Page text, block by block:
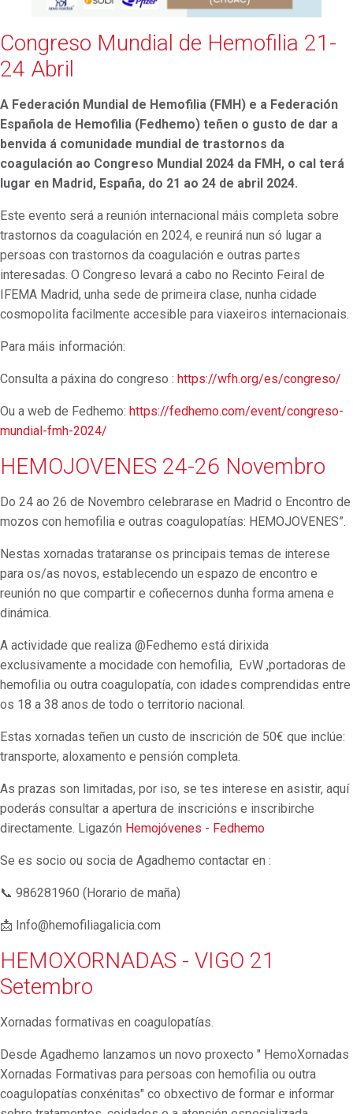
Congreso Mundial de Hemofilia 21-
24 Abril
A Federación Mundial de Hemofilia (FMH) e a Federación
Española de Hemofilia (Fedhemo) teñen o gusto de dar a
benvida á comunidade mundial de trastornos da
coagulación ao Congreso Mundial 2024 da FMH, o cal terá
lugar en Madrid, España, do 21 ao 24 de abril 2024.
Este evento será a reunión internacional máis completa sobre
trastornos da coagulación en 2024, e reunirá nun só lugar a
persoas con trastornos da coagulación e outras partes
interesadas. O Congreso levará a cabo no Recinto Feiral de
IFEMA Madrid, unha sede de primeira clase, nunha cidade
cosmopolita facilmente accesible para viaxeiros internacionais.
Para máis información:
Consulta a páxina do congreso : https://wfh.org/es/congreso/
Ou a web de Fedhemo: https://fedhemo.com/event/congreso-
mundial-fmh-2024/
HEMOJOVENES 24-26 Novembro
Do 24 ao 26 de Novembro celebrarase en Madrid o Encontro de
mozos con hemofilia e outras coagulopatías: HEMOJOVENES”.
Nestas xornadas trataranse os principais temas de interese
para os/as novos, establecendo un espazo de encontro e
reunión no que compartir e coñecernos dunha forma amena e
dinámica.
A actividade que realiza @Fedhemo está dirixida
exclusivamente a mocidade con hemofilia, EvW ,portadoras de
hemofilia ou outra coagulopatía, con idades comprendidas entre
os 18 a 38 anos de todo o territorio nacional.
Estas xornadas teñen un custo de inscrición de 50€ que inclúe:
transporte, aloxamento e pensión completa.
As prazas son limitadas, por iso, se tes interese en asistir, aquí
poderás consultar a apertura de inscricións e inscribirche
directamente. Ligazón Hemojóvenes - Fedhemo
Se es socio ou socia de Agadhemo contactar en :
📞 986281960 (Horario de maña)
📩 Info@hemofiliagalicia.com
HEMOXORNADAS - VIGO 21
Setembro
Xornadas formativas en coagulopatías.
Desde Agadhemo lanzamos un novo proxecto " HemoXornadas
Xornadas Formativas para persoas con hemofilia ou outra
coagulopatías conxénitas" co obxectivo de formar e informar